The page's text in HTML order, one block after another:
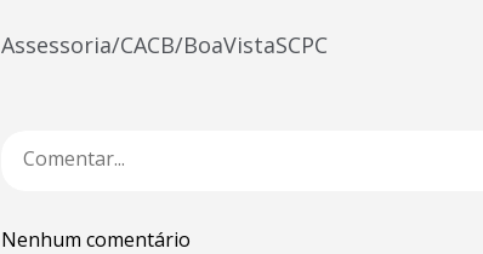
Assessoria/CACB/BoaVistaSCPC
Nenhum comentário